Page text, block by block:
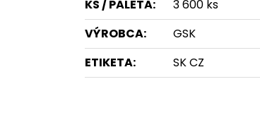
KS / PALETA:
3 600 ks
VÝROBCA:
GSK
ETIKETA:
SK CZ